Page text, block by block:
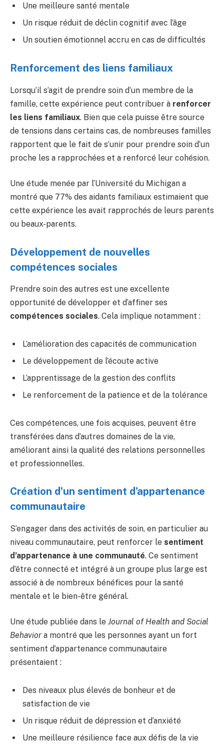
Une meilleure santé mentale
Un risque réduit de déclin cognitif avec l’âge
Un soutien émotionnel accru en cas de difficultés
Renforcement des liens familiaux
Lorsqu’il s’agit de prendre soin d’un membre de la
famille, cette expérience peut contribuer à renforcer
les liens familiaux. Bien que cela puisse être source
de tensions dans certains cas, de nombreuses familles
rapportent que le fait de s’unir pour prendre soin d’un
proche les a rapprochées et a renforcé leur cohésion.
Une étude menée par l’Université du Michigan a
montré que 77% des aidants familiaux estimaient que
cette expérience les avait rapprochés de leurs parents
ou beaux-parents.
Développement de nouvelles
compétences sociales
Prendre soin des autres est une excellente
opportunité de développer et d’affiner ses
compétences sociales. Cela implique notamment :
L’amélioration des capacités de communication
Le développement de l’écoute active
L’apprentissage de la gestion des conflits
Le renforcement de la patience et de la tolérance
Ces compétences, une fois acquises, peuvent être
transférées dans d’autres domaines de la vie,
améliorant ainsi la qualité des relations personnelles
et professionnelles.
Création d’un sentiment d’appartenance
communautaire
S’engager dans des activités de soin, en particulier au
niveau communautaire, peut renforcer le sentiment
d’appartenance à une communauté. Ce sentiment
d’être connecté et intégré à un groupe plus large est
associé à de nombreux bénéfices pour la santé
mentale et le bien-être général.
Une étude publiée dans le Journal of Health and Social
Behavior a montré que les personnes ayant un fort
sentiment d’appartenance communautaire
présentaient :
Des niveaux plus élevés de bonheur et de
satisfaction de vie
Un risque réduit de dépression et d’anxiété
Une meilleure résilience face aux défis de la vie